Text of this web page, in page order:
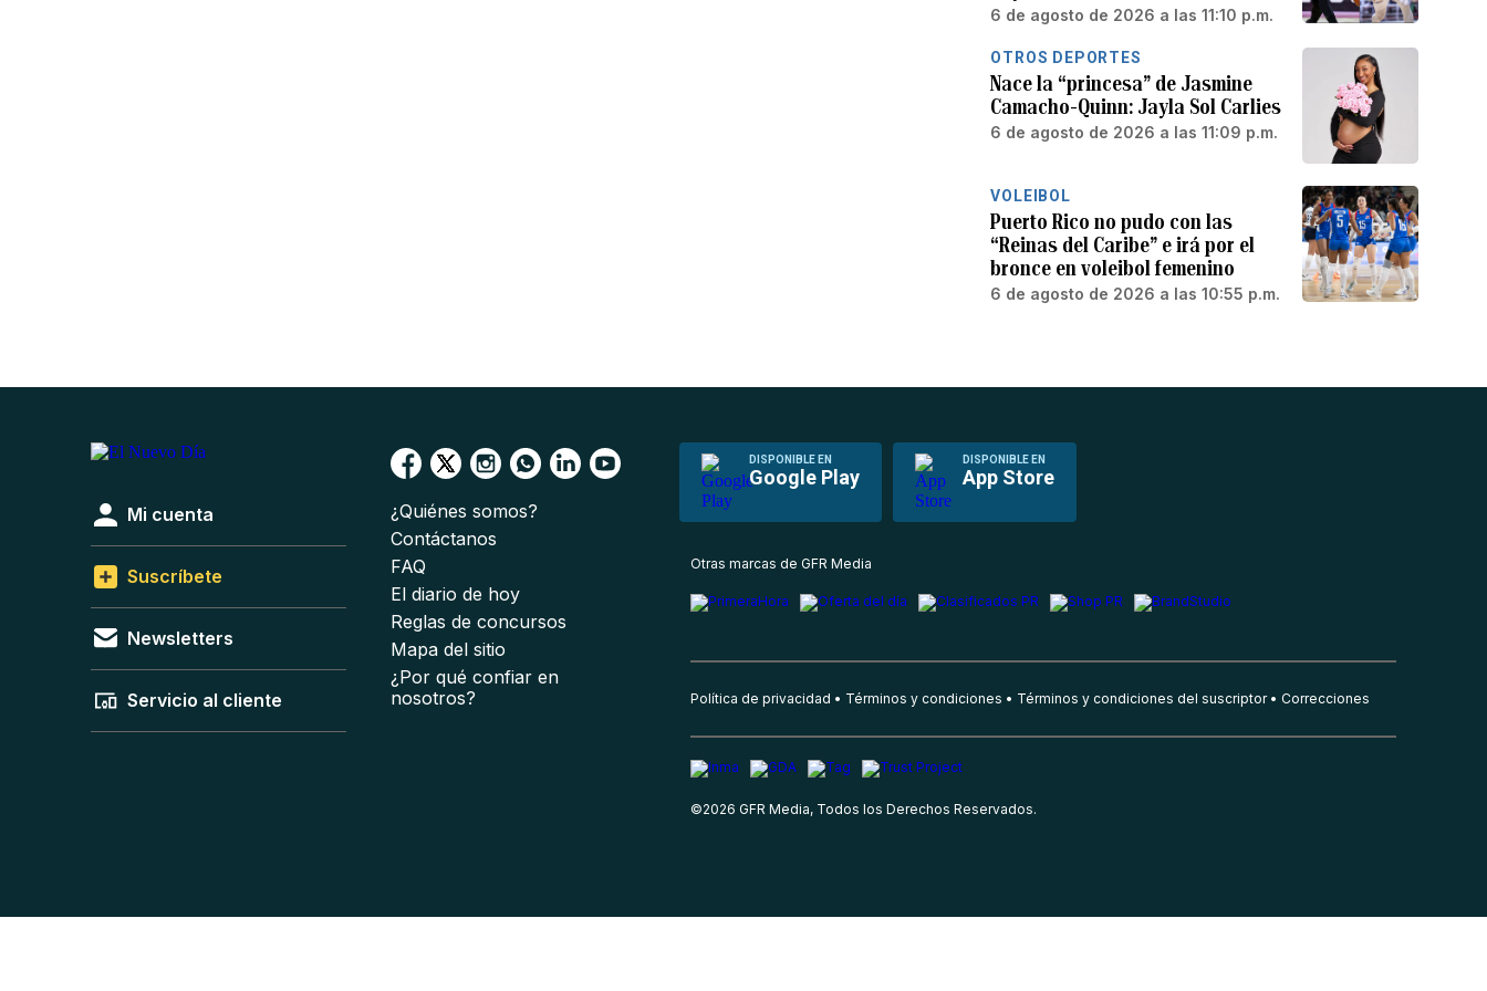
6 de agosto de 2026 a las 11:10 p.m.
OTROS DEPORTES
Nace la “princesa” de Jasmine
Camacho-Quinn: Jayla Sol Carlies
6 de agosto de 2026 a las 11:09 p.m.
VOLEIBOL
Puerto Rico no pudo con las
“Reinas del Caribe” e irá por el
bronce en voleibol femenino
6 de agosto de 2026 a las 10:55 p.m.
DISPONIBLE EN
Google Play
DISPONIBLE EN
App Store
Mi cuenta
Suscríbete
Newsletters
Servicio al cliente
¿Quiénes somos?
Contáctanos
FAQ
El diario de hoy
Reglas de concursos
Mapa del sitio
¿Por qué confiar en
nosotros?
Otras marcas de GFR Media
Política de privacidad Términos y condiciones Términos y condiciones del suscriptor Correcciones
©2026 GFR Media, Todos los Derechos Reservados.